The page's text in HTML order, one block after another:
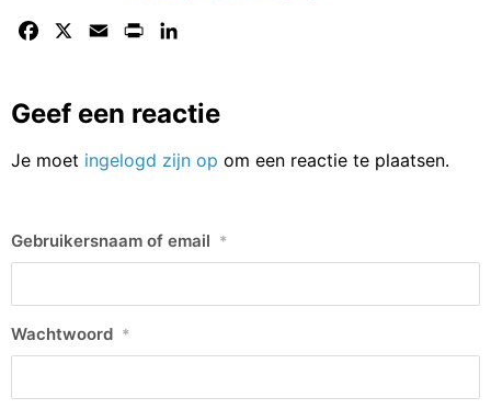
Facebook Email Print
Geef een reactie
Je moet ingelogd zijn op om een reactie te plaatsen.
Gebruikersnaam of email *
Wachtwoord *